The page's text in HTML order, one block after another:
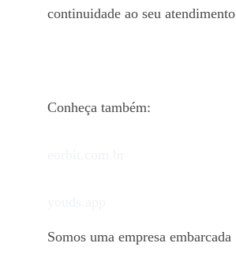
continuidade ao seu atendimento
Conheça também:
Somos uma empresa embarcada